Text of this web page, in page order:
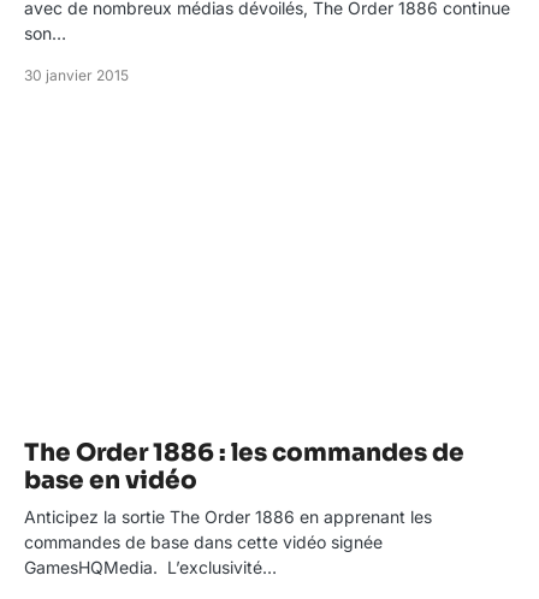
avec de nombreux médias dévoilés, The Order 1886 continue
son…
30 janvier 2015
The Order 1886 : les commandes de
base en vidéo
Anticipez la sortie The Order 1886 en apprenant les
commandes de base dans cette vidéo signée
GamesHQMedia. L’exclusivité…